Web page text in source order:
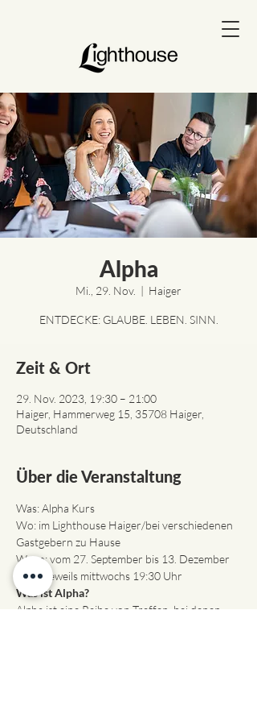
Alpha
Mi., 29. Nov.
  |
Haiger
ENTDECKE: GLAUBE. LEBEN. SINN.
Zeit & Ort
29. Nov. 2023, 19:30 – 21:00
Haiger, Hammerweg 15, 35708 Haiger,
Deutschland
Über die Veranstaltung
Was: Alpha Kurs
Wo: im Lighthouse Haiger/bei verschiedenen
Gastgebern zu Hause
Wann: vom 27. September bis 13. Dezember
2023, jeweils mittwochs 19:30 Uhr
Was ist Alpha?
Alpha ist eine Reihe von Treffen, bei denen